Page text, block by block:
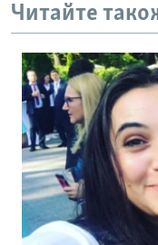
Читайте